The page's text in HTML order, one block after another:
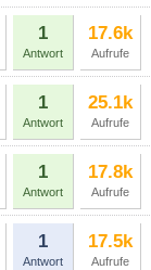
1
Antwort
17.6k
Aufrufe
1
Antwort
25.1k
Aufrufe
1
Antwort
17.8k
Aufrufe
1
Antwort
17.5k
Aufrufe